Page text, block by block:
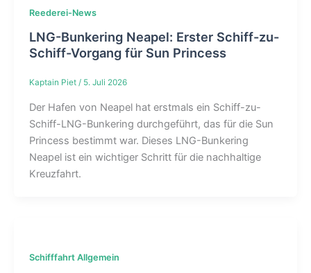
Reederei-News
LNG-Bunkering Neapel: Erster Schiff-zu-
Schiff-Vorgang für Sun Princess
Kaptain Piet / 5. Juli 2026
Der Hafen von Neapel hat erstmals ein Schiff-zu-
Schiff-LNG-Bunkering durchgeführt, das für die Sun
Princess bestimmt war. Dieses LNG-Bunkering
Neapel ist ein wichtiger Schritt für die nachhaltige
Kreuzfahrt.
Schifffahrt Allgemein